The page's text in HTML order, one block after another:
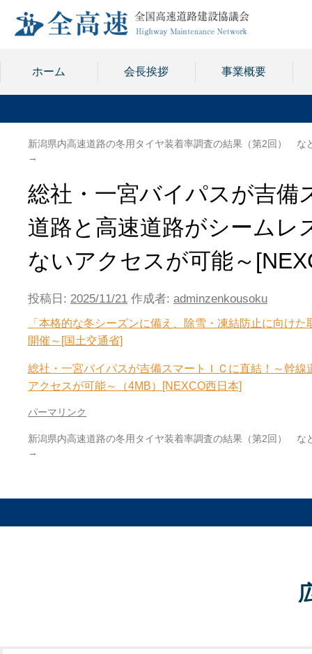
ホーム 会長挨拶 事業概要
新潟県内高速道路の冬用タイヤ装着率調査の結果（第2回） な
→
総社・一宮バイパスが吉備
道路と高速道路がシームレ
ないアクセスが可能～
投稿日: 2025/11/21 作成者: adminzenkousoku
「本格的な冬シーズンに備え、除雪・凍結防止に向け
開催～[国土交通省]
総社・一宮バイパスが吉備スマートＩＣに直結！～幹
アクセスが可能～（4MB）[NEXCO西日本]
パーマリンク
新潟県内高速道路の冬用タイヤ装着率調査の結果（第2回） な
→